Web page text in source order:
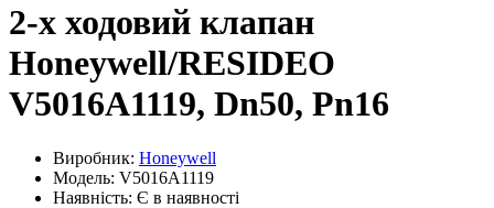
2-х ходовий клапан
Honeywell/RESIDEO
V5016A1119, Dn50, Pn16
Виробник: Honeywell
Модель: V5016A1119
Наявність: Є в наявності